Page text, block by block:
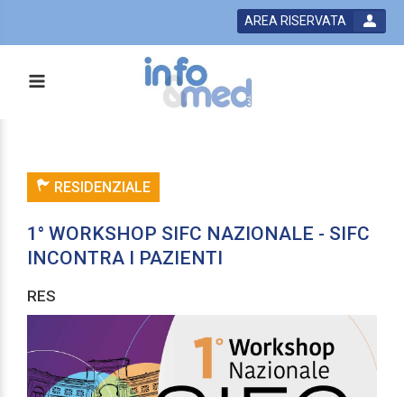
AREA RISERVATA
RESIDENZIALE
1° WORKSHOP SIFC NAZIONALE - SIFC
INCONTRA I PAZIENTI
RES